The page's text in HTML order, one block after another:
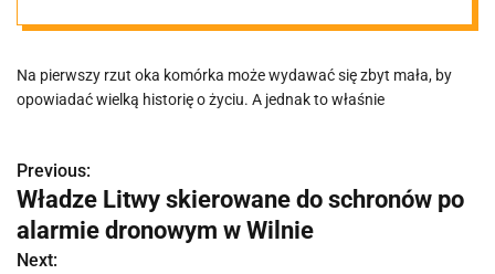
„Jesteśmy w
punkcie
zwrotnym
naszej nauki”
Na pierwszy rzut oka komórka może wydawać się zbyt mała, by
opowiadać wielką historię o życiu. A jednak to właśnie
N
a
w
Previous:
Władze Litwy skierowane do schronów po
alarmie dronowym w Wilnie
Next: